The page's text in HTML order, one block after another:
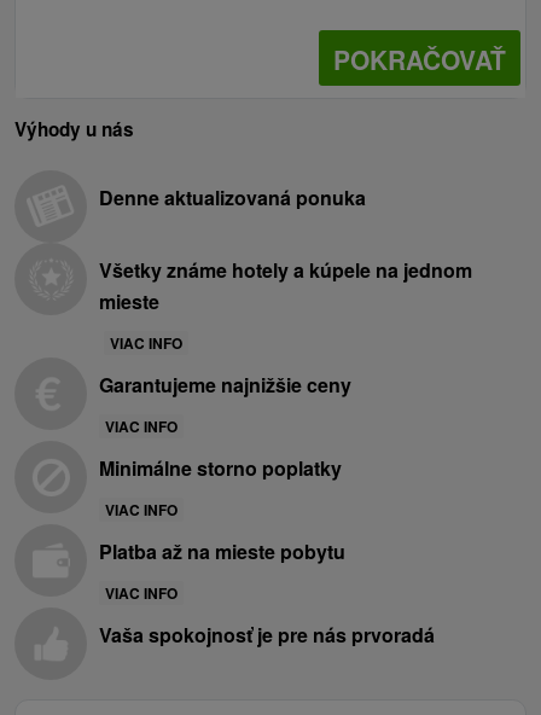
POKRAČOVAŤ
Výhody u nás
Denne aktualizovaná ponuka
Všetky známe hotely a kúpele na jednom
mieste
VIAC INFO
Garantujeme najnižšie ceny
VIAC INFO
Minimálne storno poplatky
VIAC INFO
Platba až na mieste pobytu
VIAC INFO
Vaša spokojnosť je pre nás prvoradá